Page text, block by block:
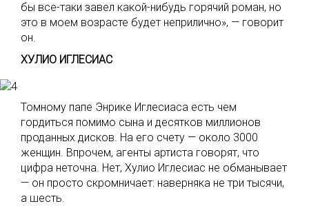
бы все-таки завел какой-нибудь горячий роман, но
это в моем возрасте будет неприлично», — говорит
он.
ХУЛИО ИГЛЕСИАС
Томному папе Энрике Иглесиаса есть чем
гордиться помимо сына и десятков миллионов
проданных дисков. На его счету — около 3000
женщин. Впрочем, агенты артиста говорят, что
цифра неточна. Нет, Хулио Иглесиас не обманывает
— он просто скромничает: наверняка не три тысячи,
а шесть.